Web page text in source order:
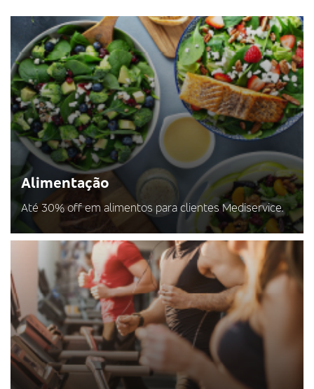
Alimentação
Até 30% off em alimentos para clientes Mediservice.